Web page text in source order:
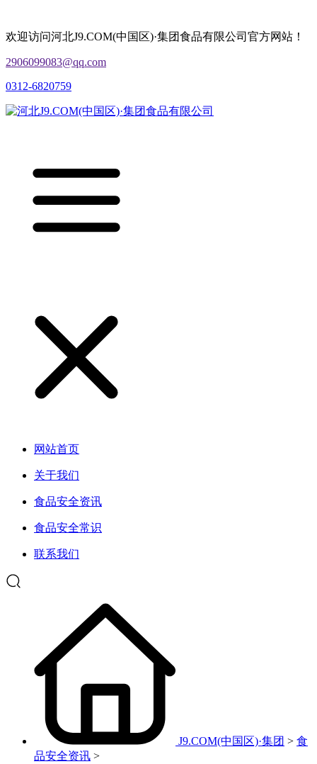
欢迎访问河北J9.COM(中国区)·集团食品有限公司官方网站！
2906099083@qq.com
0312-6820759
网站首页
关于我们
食品安全资讯
食品安全常识
联系我们
J9.COM(中国区)·集团 > 食
品安全资讯 >